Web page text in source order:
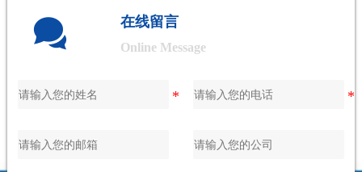
 在线留言
Online Message